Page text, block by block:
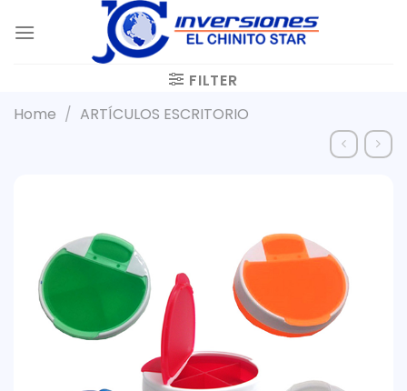
FILTER
Home / ARTÍCULOS ESCRITORIO